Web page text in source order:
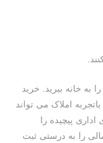
به خانه ببرید. خرید
املاک می تواند
پیچیده را
را به درستی ثبت